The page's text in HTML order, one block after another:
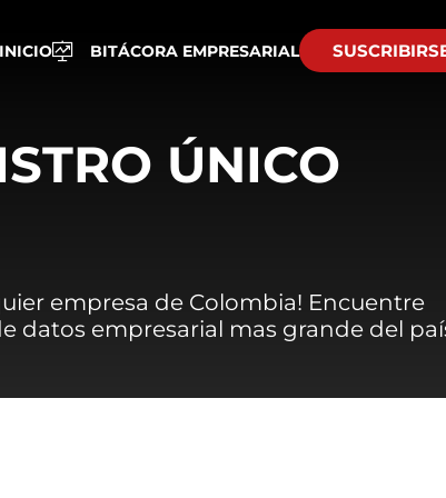
INICIO BITÁCORA EMPRESARIAL
ÚNICO
empresa de Colombia! Encuentre
datos empresarial mas grande del